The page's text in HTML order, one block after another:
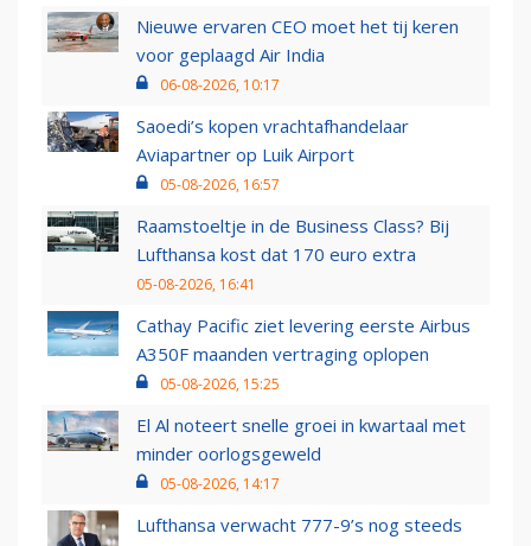
Nieuwe ervaren CEO moet het tij keren
voor geplaagd Air India
06-08-2026, 10:17
Saoedi’s kopen vrachtafhandelaar
Aviapartner op Luik Airport
05-08-2026, 16:57
Raamstoeltje in de Business Class? Bij
Lufthansa kost dat 170 euro extra
05-08-2026, 16:41
Cathay Pacific ziet levering eerste Airbus
A350F maanden vertraging oplopen
05-08-2026, 15:25
El Al noteert snelle groei in kwartaal met
minder oorlogsgeweld
05-08-2026, 14:17
Lufthansa verwacht 777-9’s nog steeds